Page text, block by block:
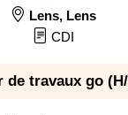
Lens, Lens
CDI
de travaux go